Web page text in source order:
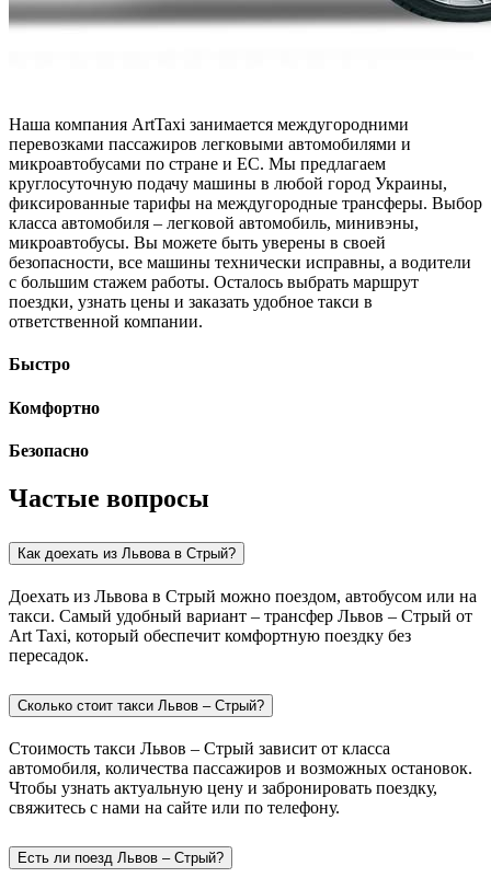
Наша компания ArtTaxi занимается междугородними
перевозками пассажиров легковыми автомобилями и
микроавтобусами по стране и ЕС. Мы предлагаем
круглосуточную подачу машины в любой город Украины,
фиксированные тарифы на междугородные трансферы. Выбор
класса автомобиля – легковой автомобиль, минивэны,
микроавтобусы. Вы можете быть уверены в своей
безопасности, все машины технически исправны, а водители
с большим стажем работы. Осталось выбрать маршрут
поездки, узнать цены и заказать удобное такси в
ответственной компании.
Быстро
Комфортно
Безопасно
Частые вопросы
Как доехать из Львова в Стрый?
Доехать из Львова в Стрый можно поездом, автобусом или на
такси. Самый удобный вариант – трансфер Львов – Стрый от
Art Taxi, который обеспечит комфортную поездку без
пересадок.
Сколько стоит такси Львов – Стрый?
Стоимость такси Львов – Стрый зависит от класса
автомобиля, количества пассажиров и возможных остановок.
Чтобы узнать актуальную цену и забронировать поездку,
свяжитесь с нами на сайте или по телефону.
Есть ли поезд Львов – Стрый?